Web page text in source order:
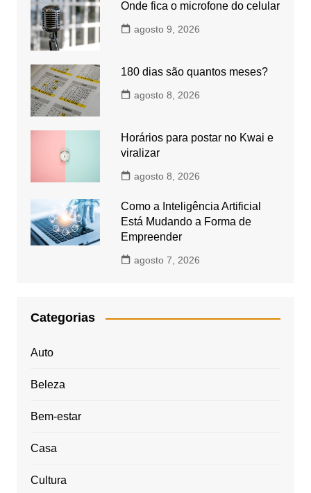
Onde fica o microfone do celular
agosto 9, 2026
180 dias são quantos meses?
agosto 8, 2026
Horários para postar no Kwai e
viralizar
agosto 8, 2026
Como a Inteligência Artificial
Está Mudando a Forma de
Empreender
agosto 7, 2026
Categorias
Auto
Beleza
Bem-estar
Casa
Cultura